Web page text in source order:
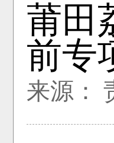
莆田
前专
来源：